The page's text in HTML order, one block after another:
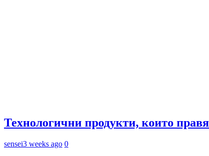
Технологични продукти, които
sensei3 weeks ago 0